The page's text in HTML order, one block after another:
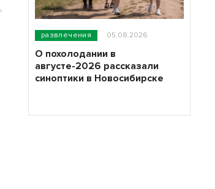
развлечения 05.08.2026
О похолодании в
августе-2026 рассказали
синоптики в Новосибирске